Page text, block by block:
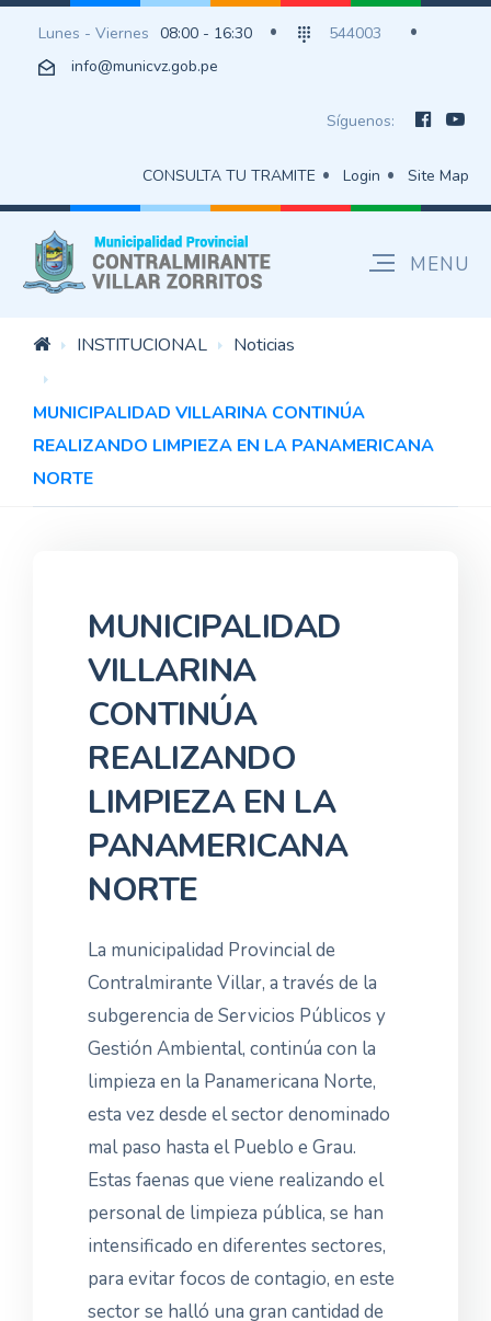
Lunes - Viernes 08:00 - 16:30
544003
info@municvz.gob.pe
Síguenos:
CONSULTA TU TRAMITE Login Site Map
INSTITUCIONAL Noticias
MUNICIPALIDAD VILLARINA CONTINÚA
REALIZANDO LIMPIEZA EN LA PANAMERICANA
NORTE
MUNICIPALIDAD
VILLARINA
CONTINÚA
REALIZANDO
LIMPIEZA EN LA
PANAMERICANA
NORTE
La municipalidad Provincial de
Contralmirante Villar, a través de la
subgerencia de Servicios Públicos y
Gestión Ambiental, continúa con la
limpieza en la Panamericana Norte,
esta vez desde el sector denominado
mal paso hasta el Pueblo e Grau.
Estas faenas que viene realizando el
personal de limpieza pública, se han
intensificado en diferentes sectores,
para evitar focos de contagio, en este
sector se halló una gran cantidad de